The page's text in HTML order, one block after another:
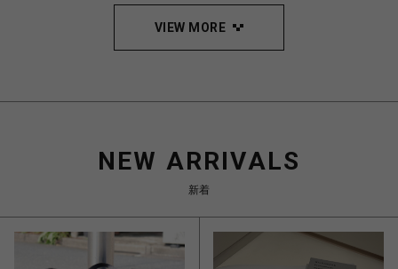
VIEW MORE
NEW ARRIVALS
新着